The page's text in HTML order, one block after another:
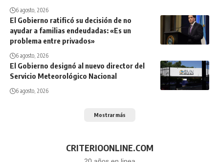
6 agosto, 2026
El Gobierno ratificó su decisión de no
ayudar a familias endeudadas: «Es un
problema entre privados»
6 agosto, 2026
El Gobierno designó al nuevo director del
Servicio Meteorológico Nacional
6 agosto, 2026
Mostrar más
CRITERIOONLINE.COM